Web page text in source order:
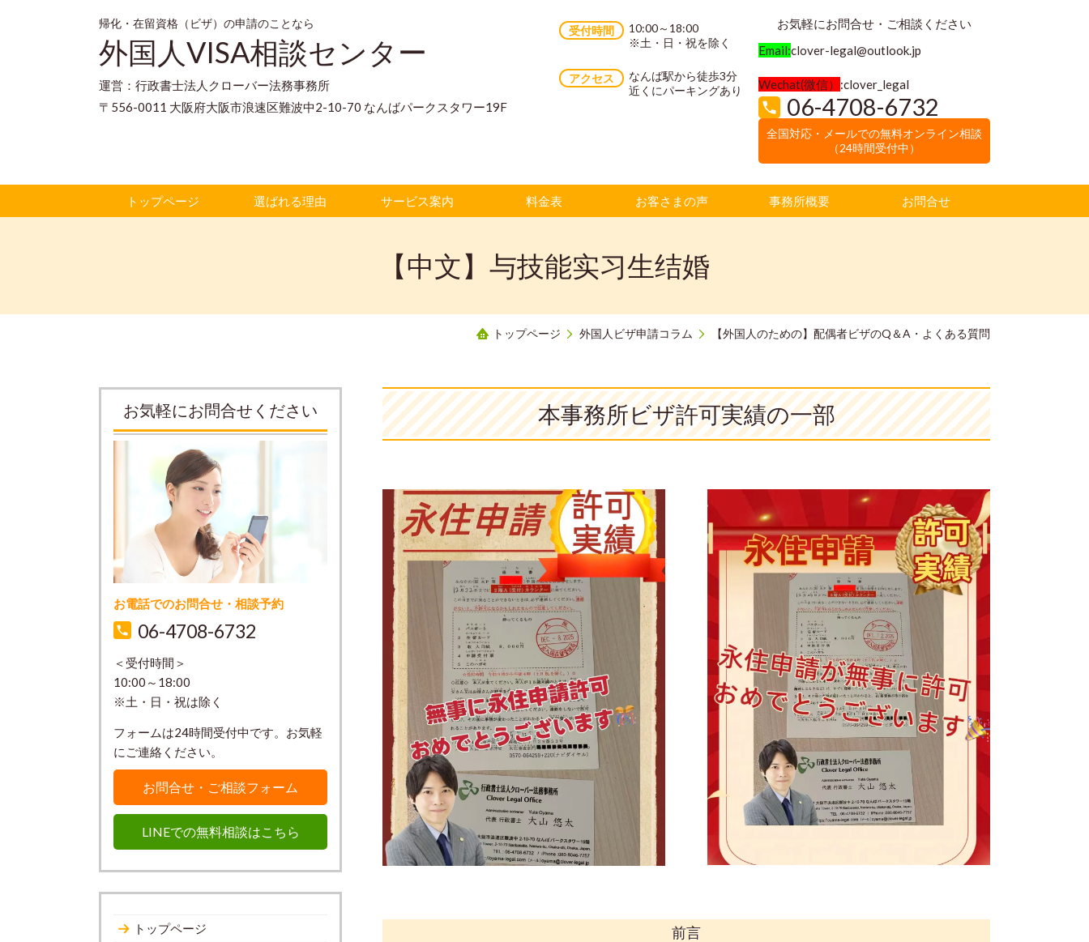
帰化・在留資格（ビザ）の申請のことなら
外国人VISA相談センター
運営：行政書士法人クローバー法務事務所
〒556-0011 大阪府大阪市浪速区難波中2-10-70 なんばパークスタワー19F
受付時間
10:00～18:00
※土・日・祝を除く
アクセス
なんば駅から徒歩3分
近くにパーキングあり
お気軽にお問合せ・ご相談ください
Email:clover-legal@outlook.jp
Wechat(微信） :clover_legal
06-4708-6732
全国対応・メールでの無料オンライン相談
（24時間受付中）
トップページ 選ばれる理由 サービス案内 料金表 お客さまの声 事務所概要 お問合せ
【中文】与技能实习生结婚
トップページ 外国人ビザ申請コラム 【外国人のための】配偶者ビザのQ＆A・よくある質問
本事務所ビザ許可実績の一部
前言
お気軽にお問合せください
お電話でのお問合せ・相談予約
06-4708-6732
＜受付時間＞
10:00～18:00
※土・日・祝は除く
フォームは24時間受付中です。お気軽
にご連絡ください。
お問合せ・ご相談フォーム
LINEでの無料相談はこちら
トップページ